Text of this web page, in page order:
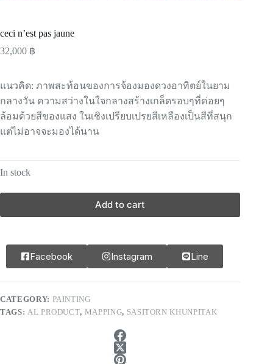
ceci n’est pas jaune
32,000 ฿
แนวคิด: ภาพสะท้อนของการจ้องมองดวงอาทิตย์ในยาม
กลางวัน ความสว่างในใจกลางสร้างเกล็ดรอบๆที่ค่อยๆ
ล้อมด้วยสีของแสง ในเชิงเปรียบเปรยสีเหลืองเป็นสีที่สนุก
แต่ไม่อาจจะมองได้นาน
In stock
Add to cart
Facebook Instagram Line
CATEGORY: PAINTING
TAGS: AL PRODUCT, MAPPING, SASITORN KHUNPITAK